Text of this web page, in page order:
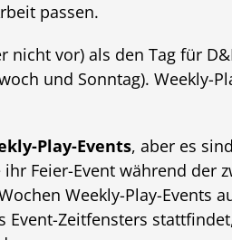
passen.
vor) als den Tag für
und Sonntag). Weekly-
Play-Events, aber es
Feier-Event während der
Weekly-Play-Events
Zeitfensters